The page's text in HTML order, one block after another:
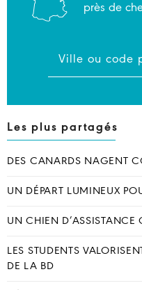
près de
Les plus partagés
DES CANARDS NAGENT
UN DÉPART LUMINEUX
UN CHIEN D’ASSISTANCE
LES STUDENTS
DE LA BD